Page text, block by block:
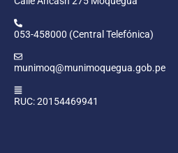
053-458000 (Central Telefónica)
munimoq@munimoquegua.gob.pe
RUC: 20154469941